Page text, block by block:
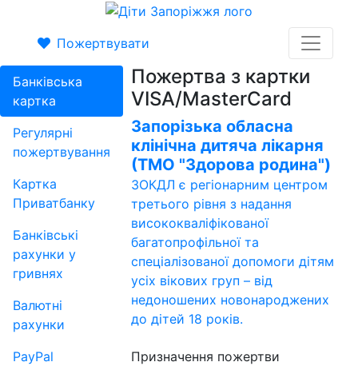
Пожертвувати
Банківська
картка
Регулярні
пожертвування
Картка
Приватбанку
Банківські
рахунки у
гривнях
Валютні
рахунки
PayPal
Пожертва з картки
VISA/MasterCard
Запорізька обласна
клінічна дитяча лікарня
(ТМО "Здорова родина")
ЗОКДЛ є регіонарним центром
третього рівня з надання
висококваліфікованої
багатопрофільної та
спеціалізованої допомоги дітям
усіх вікових груп – від
недоношених новонароджених
до дітей 18 років.
Призначення пожертви